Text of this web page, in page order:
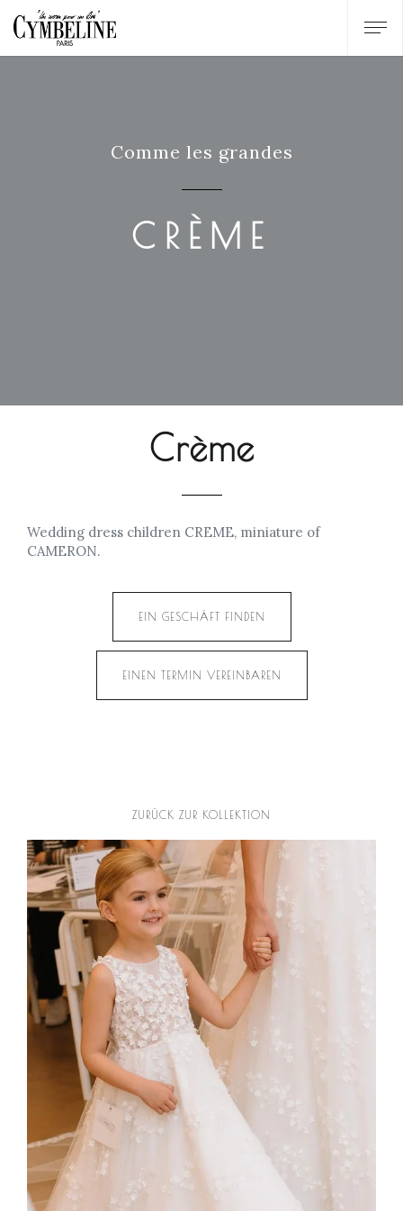
Comme les grandes
CRÈME
Crème
Wedding dress children CREME, miniature of
CAMERON.
EIN GESCHÄFT FINDEN
EINEN TERMIN VEREINBAREN
ZURÜCK ZUR KOLLEKTION